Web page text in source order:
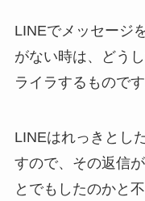
LINEでメッセージ
がない時は、どう
ライラするものです
LINEはれっきとし
すので、その返信
とでもしたのかと